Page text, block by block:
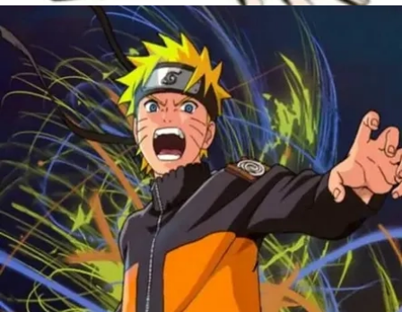
Đang mở https://issiloo.edu.vn/avatar-naruto